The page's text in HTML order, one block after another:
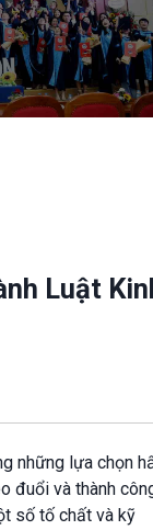
Luật
những lựa chọn
đuổi và thành
số tố chất và kỹ